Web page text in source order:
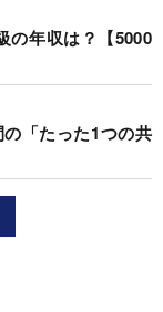
の年収は？【5000
「たった1つの共